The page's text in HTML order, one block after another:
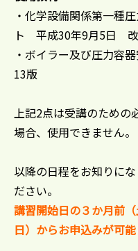
・化学設備関係第一種
ト 平成30年9月5日 改
・ボイラー及び圧力
13版
上記2点は受講のための
場合、使用できません。
以降の日程をお知りに
ださい。
講習開始日の３か月前
日）からお申込みが可能